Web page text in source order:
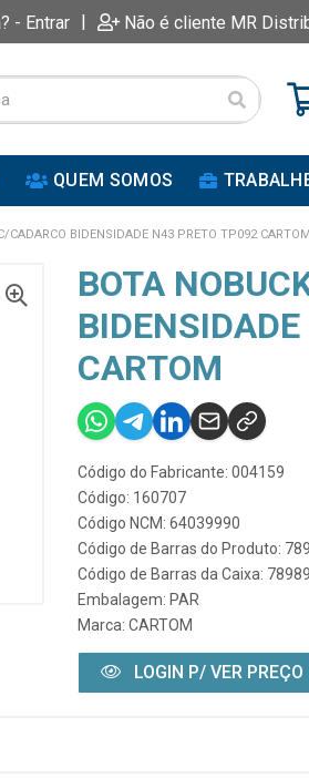
- Entrar | Não é cliente MR
QUEM SOMOS
CADARCO BIDENSIDADE N43 PRETO TP092 CARTOM
BOTA
CARTOM
Código do Fabricante: 004159
Código: 160707
Código NCM: 64039990
Código de Barras do Produto:
Código de Barras da Caixa:
Embalagem: PAR
Marca: CARTOM
LOGIN P/ VER PREÇO